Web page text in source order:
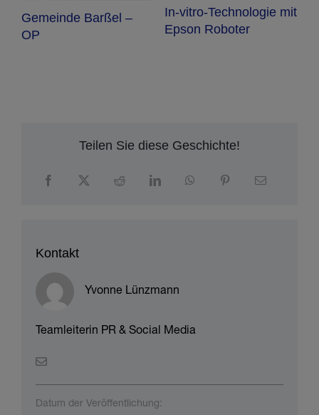
Von GTINs und EANs
– Epson EB-PU-
Kontakt